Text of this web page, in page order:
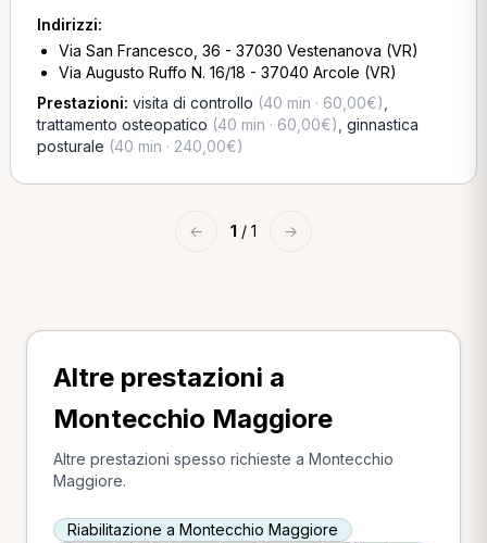
Indirizzi:
Via San Francesco, 36 - 37030 Vestenanova (VR)
Via Augusto Ruffo N. 16/18 - 37040 Arcole (VR)
Prestazioni: visita di controllo (40 min · 60,00€)
trattamento osteopatico (40 min · 60,00€) ginnastica
posturale (40 min · 240,00€)
← 1 / 1 →
Altre prestazioni a
Montecchio Maggiore
Altre prestazioni spesso richieste a Montecchio
Maggiore.
Riabilitazione a Montecchio Maggiore